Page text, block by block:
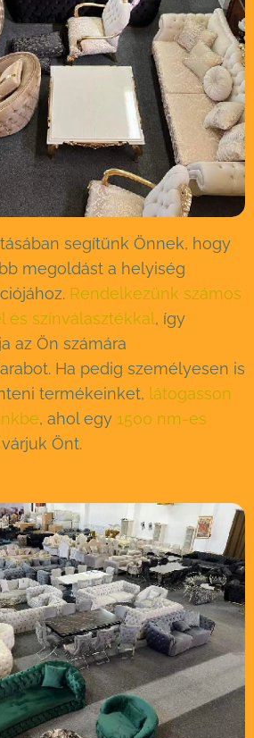
segítünk Önnek, hogy
megoldást a helyiség
Rendelkezünk számos
színválasztékkal , így
az Ön számára
Ha pedig személyesen is
termékeinket, látogasson
, ahol egy 1500 nm-es
Önt.